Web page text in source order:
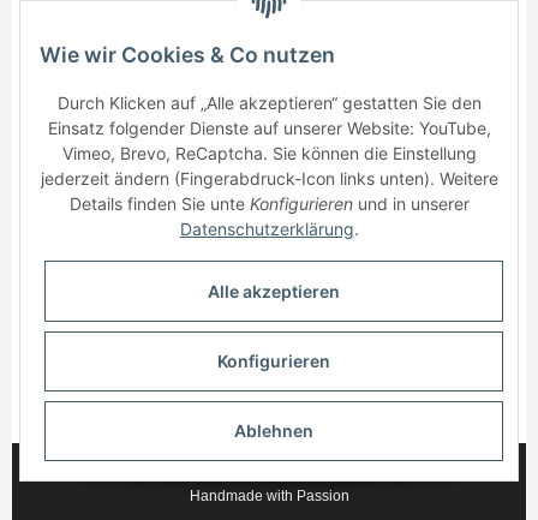
19x8,5 ET20-48
Titanium
20x8,5 ET20-48
Titanium
Handmade with Passion
Wie wir Cookies & Co nutzen
Durch Klicken auf „Alle akzeptieren“ gestatten Sie den
Einsatz folgender Dienste auf unserer Website: YouTube,
Vimeo, Brevo, ReCaptcha. Sie können die Einstellung
jederzeit ändern (Fingerabdruck-Icon links unten). Weitere
Details finden Sie unte Konfigurierenund in unserer
Datenschutzerklärung.
Alle akzeptieren
Konfigurieren
Ablehnen